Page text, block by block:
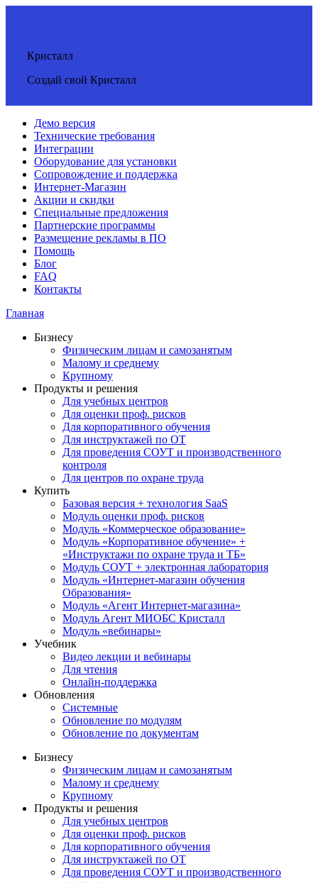
Кристалл
Создай свой Кристалл
Демо версия
Технические требования
Интеграции
Оборудование для установки
Сопровождение и поддержка
Интернет-Магазин
Акции и скидки
Специальные предложения
Партнерские программы
Размещение рекламы в ПО
Помощь
Блог
FAQ
Контакты
Главная
Бизнесу
Физическим лицам и самозанятым
Малому и среднему
Крупному
Продукты и решения
Для учебных центров
Для оценки проф. рисков
Для корпоративного обучения
Для инструктажей по ОТ
Для проведения СОУТ и производственного
контроля
Для центров по охране труда
Купить
Базовая версия + технология SaaS
Модуль оценки проф. рисков
Модуль «Коммерческое образование»
Модуль «Корпоративное обучение» +
«Инструктажи по охране труда и ТБ»
Модуль СОУТ + электронная лаборатория
Модуль «Интернет-магазин обучения
Образования»
Модуль «Агент Интернет-магазина»
Модуль Агент МИОБС Кристалл
Модуль «вебинары»
Учебник
Видео лекции и вебинары
Для чтения
Онлайн-поддержка
Обновления
Системные
Обновление по модулям
Обновление по документам
Бизнесу
Физическим лицам и самозанятым
Малому и среднему
Крупному
Продукты и решения
Для учебных центров
Для оценки проф. рисков
Для корпоративного обучения
Для инструктажей по ОТ
Для проведения СОУТ и производственного